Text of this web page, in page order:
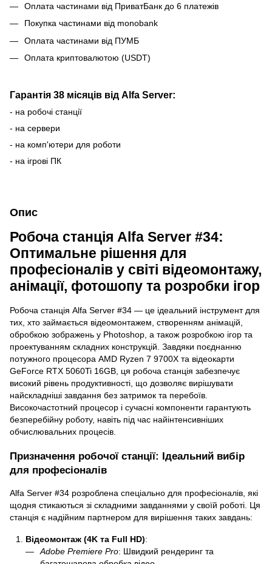
Оплата частинами від ПриватБанк до 6 платежів
Покупка частинами від monobank
Оплата частинами від ПУМБ
Оплата криптовалютою (USDT)
Гарантія 38 місяців від Alfa Server:
- на робочі станції
- на сервери
- на комп'ютери для роботи
- на ігрові ПК
Опис
Робоча станція Alfa Server #34:
Оптимальне рішення для
професіоналів у світі відеомонтажу,
анімації, фотошопу та розробки ігор
Робоча станція Alfa Server #34 — це ідеальний інструмент для
тих, хто займається відеомонтажем, створенням анімацій,
обробкою зображень у Photoshop, а також розробкою ігор та
проектуванням складних конструкцій. Завдяки поєднанню
потужного процесора AMD Ryzen 7 9700X та відеокарти
GeForce RTX 5060Ti 16GB, ця робоча станція забезпечує
високий рівень продуктивності, що дозволяє вирішувати
найскладніші завдання без затримок та перебоїв.
Високочастотний процесор і сучасні компоненти гарантують
безперебійну роботу, навіть під час найінтенсивніших
обчислювальних процесів.
Призначення робочої станції: Ідеальний вибір
для професіоналів
Alfa Server #34 розроблена спеціально для професіоналів, які
щодня стикаються зі складними завданнями у своїй роботі. Ця
станція є надійним партнером для вирішення таких завдань:
Відеомонтаж (4K та Full HD):
Adobe Premiere Pro: Швидкий рендеринг та